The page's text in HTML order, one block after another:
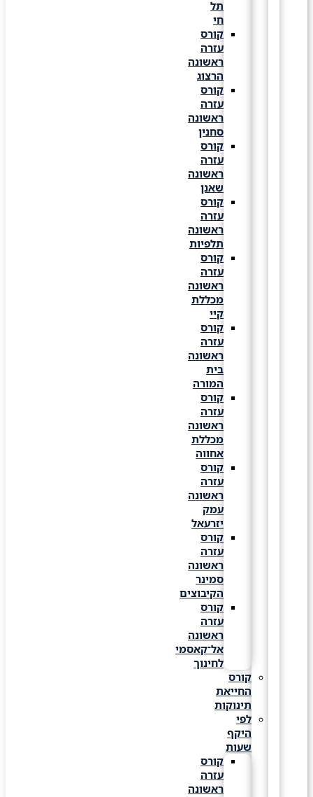
קורס
עזרה
ראשונה
הרצוג
קורס
עזרה
ראשונה
סחנין
קורס
עזרה
ראשונה
קורס
עזרה
ראשונה
תלפיות
קורס
עזרה
ראשונה
מכללת
קורס
עזרה
ראשונה
המורה
קורס
עזרה
ראשונה
מכללת
אחווה
קורס
עזרה
ראשונה
יזרעאל
קורס
עזרה
ראשונה
סמינר
הקיבוצים
קורס
עזרה
ראשונה
אל־קאסמי
לחינוך
קורס
החייאת
תינוקות
לפי
היקף
שעות
קורס
עזרה
ראשונה